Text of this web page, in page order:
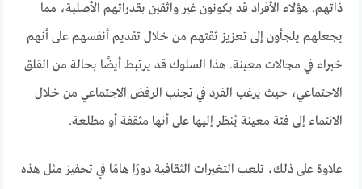
ذاتهم. هؤلاء الأفراد قد يكونون غير واثقين بقدراتهم الأصلية، مما
يجعلهم يلجأون إلى تعزيز ثقتهم من خلال تقديم أنفسهم على أنهم
خبراء في مجالات معينة. هذا السلوك قد يرتبط أيضًا بحالة من القلق
الاجتماعي، حيث يرغب الفرد في تجنب الرفض الاجتماعي من خلال
الانتماء إلى فئة معينة يُنظر إليها على أنها مثقفة أو مطلعة.
علاوة على ذلك، تلعب التغيرات الثقافية دورًا هامًا في تحفيز مثل هذه